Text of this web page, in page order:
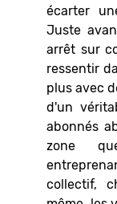
écarter
Juste
arrêt sur
ressentir
plus avec
d'un
abonnés
zone
collectif,